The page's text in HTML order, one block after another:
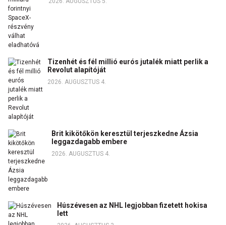
Tizenhét és fél millió eurós jutalék miatt perlik a
Revolut alapítóját
2026. AUGUSZTUS 4.
Brit kikötőkön keresztül terjeszkedne Ázsia
leggazdagabb embere
2026. AUGUSZTUS 4.
Húszévesen az NHL legjobban fizetett hokisa
lett